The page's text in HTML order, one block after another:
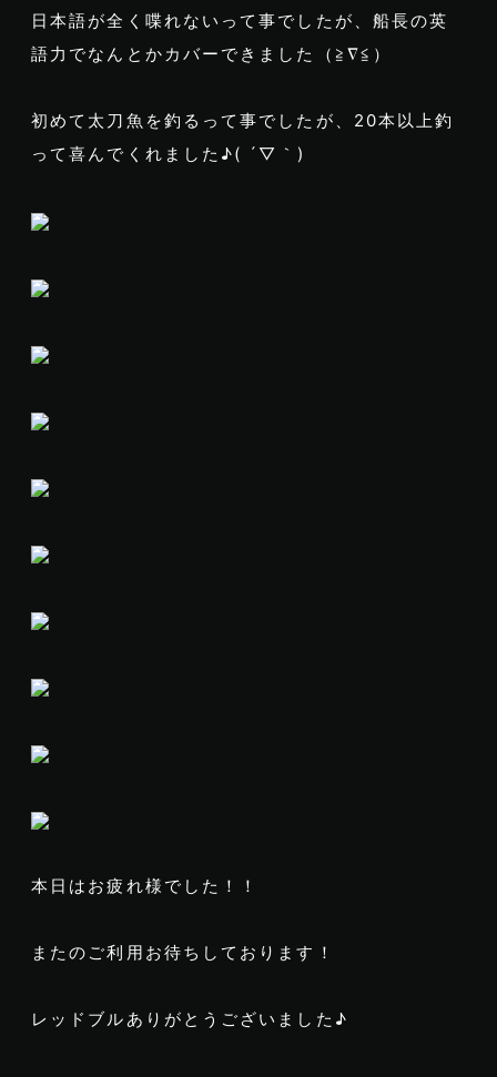
日本語が全く喋れないって事でしたが、船長の英
語力でなんとかカバーできました（≧∇≦）
初めて太刀魚を釣るって事でしたが、20本以上釣
って喜んでくれました♪( ´▽｀)
本日はお疲れ様でした！！
またのご利用お待ちしております！
レッドブルありがとうございました♪